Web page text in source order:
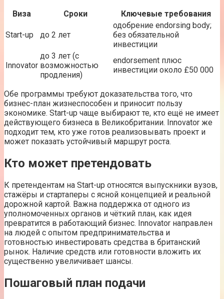
Виза
Сроки Ключевые требования
Start-up до 2 лет
одобрение endorsing body;
без обязательной
инвестиции
Innovator
до 3 лет (с
возможностью
продления)
endorsеment плюс
инвестиции около £50 000
Обе программы требуют доказательства того, что
бизнес-план жизнеспособен и приносит пользу
экономике. Start-up чаще выбирают те, кто ещё не имеет
действующего бизнеса в Великобритании. Innovator же
подходит тем, кто уже готов реализовывать проект и
может показать устойчивый маршрут роста.
Кто может претендовать
К претендентам на Start-up относятся выпускники вузов,
стажёры и стартаперы с ясной концепцией и реальной
дорожной картой. Важна поддержка от одного из
уполномоченных органов и чёткий план, как идея
превратится в работающий бизнес. Innovator направлен
на людей с опытом предпринимательства и
готовностью инвестировать средства в британский
рынок. Наличие средств или готовности вложить их
существенно увеличивает шансы.
Пошаговый план подачи